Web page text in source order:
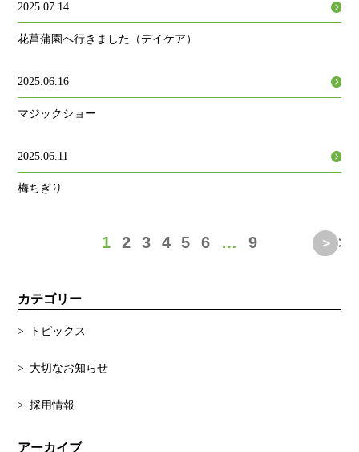
2025.07.14
花菖蒲園へ行きました（デイケア）
2025.06.16
マジックショー
2025.06.11
梅ちぎり
1 2 3 4 5 6 … 9 >
カテゴリー
トピックス
大切なお知らせ
採用情報
アーカイブ